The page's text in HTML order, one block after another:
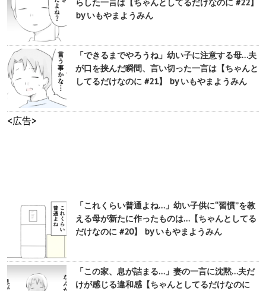
らした一言は【ちゃんとしてるだけなのに #22】
by いもやまようみん
「できるまでやろうね」幼い子に注意する母…夫
が口を挟んだ瞬間、言い切った一言は【ちゃんと
してるだけなのに #21】 by いもやまようみん
<広告>
「これくらい普通よね…」幼い子供に“習慣”を教
える母が新たに作ったものは…【ちゃんとしてる
だけなのに #20】 by いもやまようみん
「この家、息が詰まる…」妻の一言に沈黙…夫だ
けが感じる違和感【ちゃんとしてるだけなのに